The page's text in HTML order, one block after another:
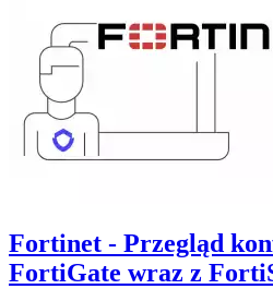
Fortinet - Przegląd
FortiGate wraz z